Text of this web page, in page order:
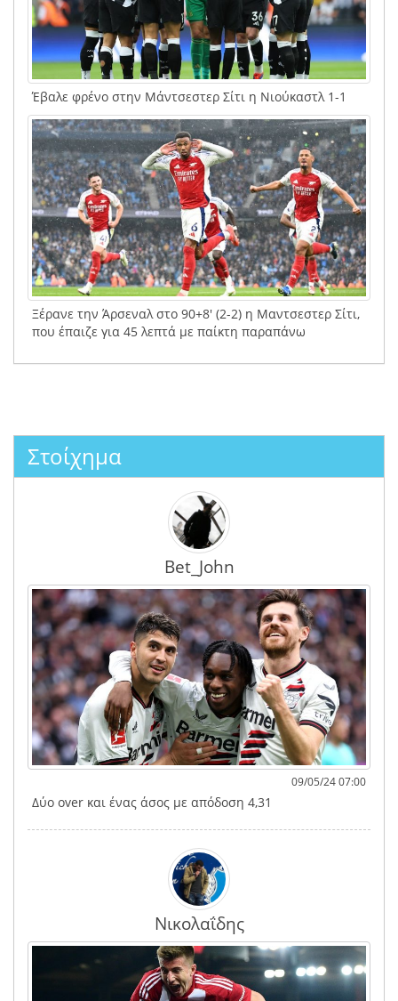
Έβαλε φρένο στην Μάντσεστερ Σίτι η Νιούκαστλ 1-1
Ξέρανε την Άρσεναλ στο 90+8′ (2-2) η Μαντσεστερ Σίτι,
που έπαιζε για 45 λεπτά με παίκτη παραπάνω
Στοίχημα
Bet_John
09/05/24 07:00
Δύο over και ένας άσος με απόδοση 4,31
Νικολαΐδης